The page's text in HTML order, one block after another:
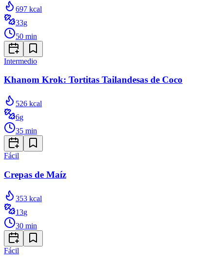
697 kcal
33g
50 min
Intermedio
Khanom Krok: Tortitas Tailandesas de Coco
526 kcal
6g
35 min
Fácil
Crepas de Maíz
353 kcal
13g
30 min
Fácil